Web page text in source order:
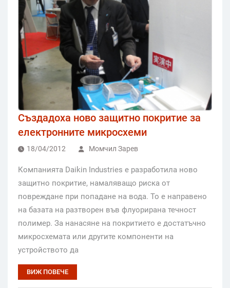
Създадоха ново защитно покритие за
електронните микросхеми
18/04/2012 Момчил Зарев
Компанията Daikin Industries е разработила ново
защитно покритие, намаляващо риска от
повреждане при попадане на вода. То е направено
на базата на разтворен във флуорирана течност
полимер. За нанасяне на покритието е достатъчно
микросхемата или другите компоненти на
устройството да
ВИЖ ПОВЕЧЕ